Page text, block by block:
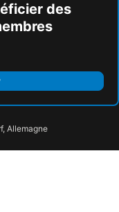
des
Allemagne